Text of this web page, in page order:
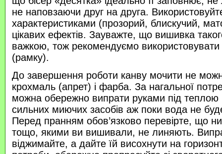
не наповзаючи друг на друга.
характеристиками (прозорий, блискучий,
цікавих ефектів. Зауважте, що вишивка
важкою, тож рекомендуємо
(рамку).
До завершення роботи канву мочити не
крохмаль (апрет) і фарба. За нагальної
можна обережно випрати руками під
сильних миючих засобів аж поки вода не
Перед пранням обов’язково перевірте, що
тощо, якими ви вишивали, не линяють.
віджимайте, а дайте їй висохнути на